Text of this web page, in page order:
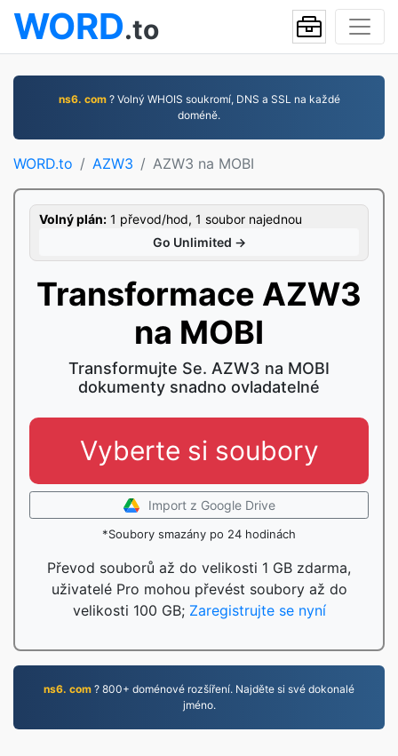
WORD.to
ns6. com? Volný WHOIS soukromí, DNS a SSL na každé
doméně.
WORD.to AZW3 AZW3 na MOBI
Volný plán: 1 převod/hod, 1 soubor najednou
Go Unlimited →
Transformace AZW3
na MOBI
Transformujte Se. AZW3 na MOBI
dokumenty snadno ovladatelné
Vyberte si soubory
Import z Google Drive
*Soubory smazány po 24 hodinách
Převod souborů až do velikosti 1 GB zdarma,
uživatelé Pro mohou převést soubory až do
velikosti 100 GB; Zaregistrujte se nyní
ns6. com ? 800+ doménové rozšíření. Najděte si své dokonalé
jméno.